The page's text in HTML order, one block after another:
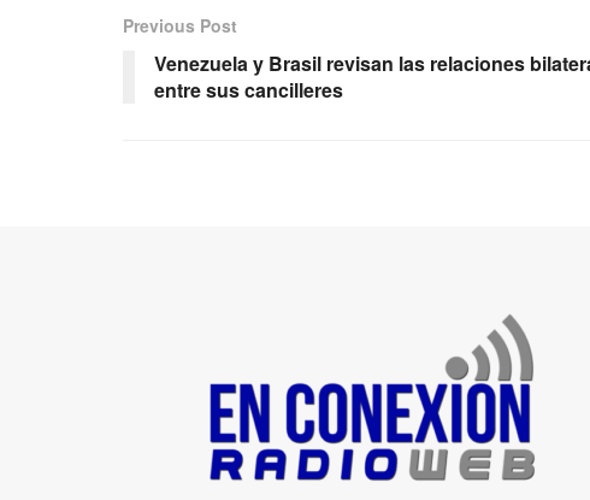
Previous Post
Venezuela y Brasil revisan las relaciones
entre sus cancilleres